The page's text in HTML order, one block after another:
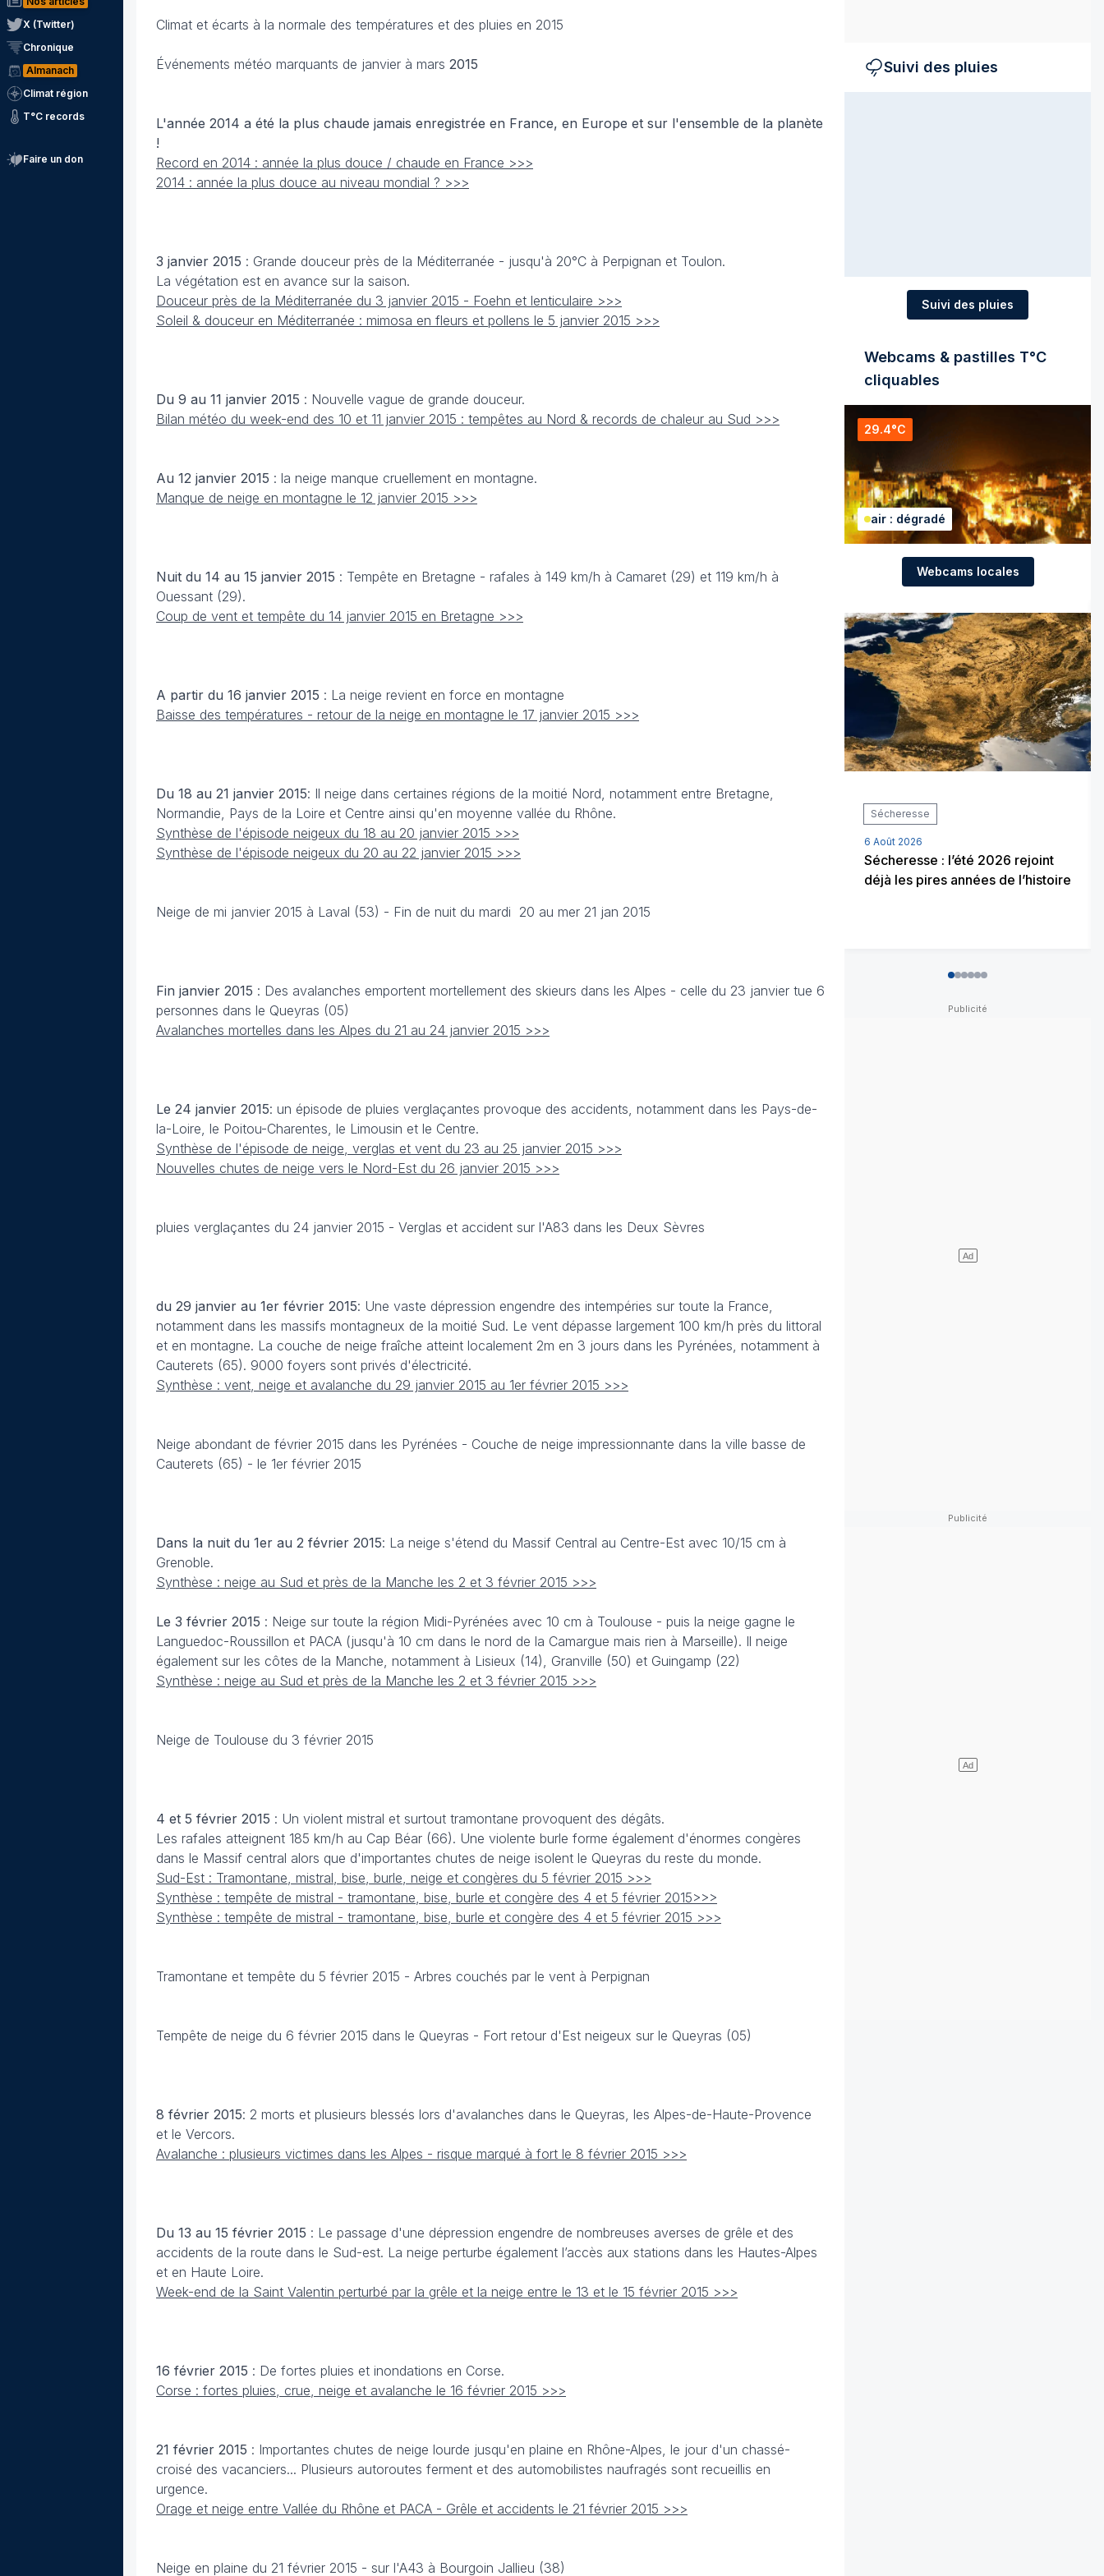
X (Twitter)
Chronique
Almanach
Climat région
T°C records
Faire un don
Climat et écarts à la normale des températures et des pluies en 2015
Événements météo marquants de janvier à mars 2015
L'année 2014 a été la plus chaude jamais enregistrée en France, en Europe et sur l'ensemble de la planète
!
Record en 2014 : année la plus douce / chaude en France >>>
2014 : année la plus douce au niveau mondial ? >>>
3 janvier 2015 : Grande douceur près de la Méditerranée - jusqu'à 20°C à Perpignan et Toulon.
La végétation est en avance sur la saison.
Douceur près de la Méditerranée du 3 janvier 2015 - Foehn et lenticulaire >>>
Soleil & douceur en Méditerranée : mimosa en fleurs et pollens le 5 janvier 2015 >>>
Du 9 au 11 janvier 2015 : Nouvelle vague de grande douceur.
Bilan météo du week-end des 10 et 11 janvier 2015 : tempêtes au Nord & records de chaleur au Sud >>>
Au 12 janvier 2015 : la neige manque cruellement en montagne.
Manque de neige en montagne le 12 janvier 2015 >>>
Nuit du 14 au 15 janvier 2015 : Tempête en Bretagne - rafales à 149 km/h à Camaret (29) et 119 km/h à
Ouessant (29).
Coup de vent et tempête du 14 janvier 2015 en Bretagne >>>
A partir du 16 janvier 2015 : La neige revient en force en montagne
Baisse des températures - retour de la neige en montagne le 17 janvier 2015 >>>
Du 18 au 21 janvier 2015: Il neige dans certaines régions de la moitié Nord, notamment entre Bretagne,
Normandie, Pays de la Loire et Centre ainsi qu'en moyenne vallée du Rhône.
Synthèse de l'épisode neigeux du 18 au 20 janvier 2015 >>>
Synthèse de l'épisode neigeux du 20 au 22 janvier 2015 >>>
Neige de mi janvier 2015 à Laval (53) - Fin de nuit du mardi 20 au mer 21 jan 2015
Fin janvier 2015 : Des avalanches emportent mortellement des skieurs dans les Alpes - celle du 23 janvier tue 6
personnes dans le Queyras (05)
Avalanches mortelles dans les Alpes du 21 au 24 janvier 2015 >>>
Le 24 janvier 2015: un épisode de pluies verglaçantes provoque des accidents, notamment dans les Pays-de-
la-Loire, le Poitou-Charentes, le Limousin et le Centre.
Synthèse de l'épisode de neige, verglas et vent du 23 au 25 janvier 2015 >>>
Nouvelles chutes de neige vers le Nord-Est du 26 janvier 2015 >>>
pluies verglaçantes du 24 janvier 2015 - Verglas et accident sur l'A83 dans les Deux Sèvres
du 29 janvier au 1er février 2015: Une vaste dépression engendre des intempéries sur toute la France,
notamment dans les massifs montagneux de la moitié Sud. Le vent dépasse largement 100 km/h près du littoral
et en montagne. La couche de neige fraîche atteint localement 2m en 3 jours dans les Pyrénées, notamment à
Cauterets (65). 9000 foyers sont privés d'électricité.
Synthèse : vent, neige et avalanche du 29 janvier 2015 au 1er février 2015 >>>
Neige abondant de février 2015 dans les Pyrénées - Couche de neige impressionnante dans la ville basse de
Cauterets (65) - le 1er février 2015
Dans la nuit du 1er au 2 février 2015: La neige s'étend du Massif Central au Centre-Est avec 10/15 cm à
Grenoble.
Synthèse : neige au Sud et près de la Manche les 2 et 3 février 2015 >>>
Le 3 février 2015 : Neige sur toute la région Midi-Pyrénées avec 10 cm à Toulouse - puis la neige gagne le
Languedoc-Roussillon et PACA (jusqu'à 10 cm dans le nord de la Camargue mais rien à Marseille). Il neige
également sur les côtes de la Manche, notamment à Lisieux (14), Granville (50) et Guingamp (22)
Synthèse : neige au Sud et près de la Manche les 2 et 3 février 2015 >>>
Neige de Toulouse du 3 février 2015
4 et 5 février 2015 : Un violent mistral et surtout tramontane provoquent des dégâts.
Les rafales atteignent 185 km/h au Cap Béar (66). Une violente burle forme également d'énormes congères
dans le Massif central alors que d'importantes chutes de neige isolent le Queyras du reste du monde.
Sud-Est : Tramontane, mistral, bise, burle, neige et congères du 5 février 2015 >>>
Synthèse : tempête de mistral - tramontane, bise, burle et congère des 4 et 5 février 2015>>>
Synthèse : tempête de mistral - tramontane, bise, burle et congère des 4 et 5 février 2015 >>>
Tramontane et tempête du 5 février 2015 - Arbres couchés par le vent à Perpignan
Tempête de neige du 6 février 2015 dans le Queyras - Fort retour d'Est neigeux sur le Queyras (05)
8 février 2015: 2 morts et plusieurs blessés lors d'avalanches dans le Queyras, les Alpes-de-Haute-Provence
et le Vercors.
Avalanche : plusieurs victimes dans les Alpes - risque marqué à fort le 8 février 2015 >>>
Du 13 au 15 février 2015 : Le passage d'une dépression engendre de nombreuses averses de grêle et des
accidents de la route dans le Sud-est. La neige perturbe également l’accès aux stations dans les Hautes-Alpes
et en Haute Loire.
Week-end de la Saint Valentin perturbé par la grêle et la neige entre le 13 et le 15 février 2015 >>>
16 février 2015 : De fortes pluies et inondations en Corse.
Corse : fortes pluies, crue, neige et avalanche le 16 février 2015 >>>
21 février 2015 : Importantes chutes de neige lourde jusqu'en plaine en Rhône-Alpes, le jour d'un chassé-
croisé des vacanciers... Plusieurs autoroutes ferment et des automobilistes naufragés sont recueillis en
urgence.
Orage et neige entre Vallée du Rhône et PACA - Grêle et accidents le 21 février 2015 >>>
Neige en plaine du 21 février 2015 - sur l'A43 à Bourgoin Jallieu (38)
Suivi des pluies
Suivi des pluies
Webcams & pastilles T°C
cliquables
29.4°C
air : dégradé
Webcams locales
Sécheresse
6 Août 2026
Sécheresse : l’été 2026 rejoint
déjà les pires années de l’histoire
012345